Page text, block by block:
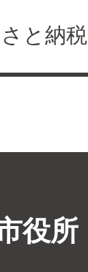
と納税
役所